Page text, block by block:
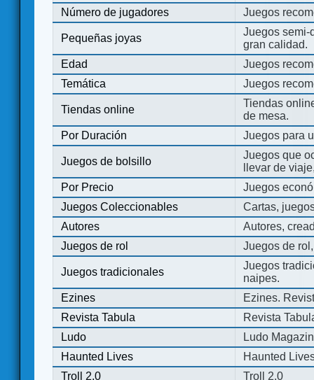
Número de jugadores
Juegos
Pequeñas joyas
Juegos semi-
gran calidad.
Edad
Juegos
Temática
Juegos
Tiendas online
Tiendas
de mesa.
Por Duración
Juegos para
Juegos de bolsillo
Juegos que
llevar de
Por Precio
Juegos
Juegos Coleccionables
Cartas,
Autores
Autores,
Juegos de rol
Juegos de
Juegos tradicionales
Juegos
naipes.
Ezines
Ezines.
Revista Tabula
Revista
Ludo
Ludo
Haunted Lives
Haunted
Troll 2.0
Troll 2.0